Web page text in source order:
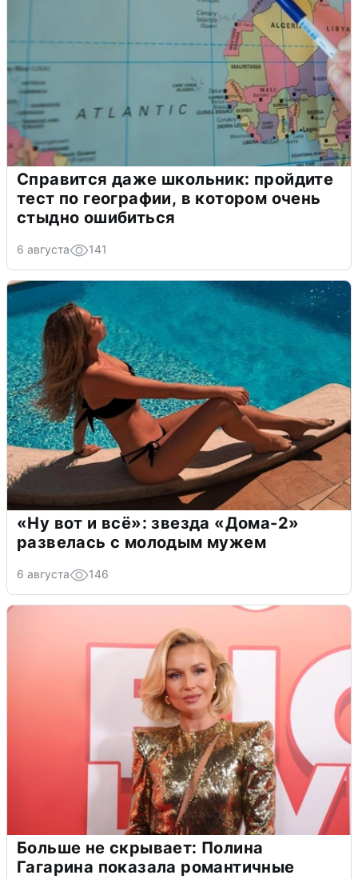
Справится даже школьник: пройдите
тест по географии, в котором очень
стыдно ошибиться
6 августа 141
«Ну вот и всё»: звезда «Дома-2»
развелась с молодым мужем
6 августа 146
Больше не скрывает: Полина
Гагарина показала романтичные